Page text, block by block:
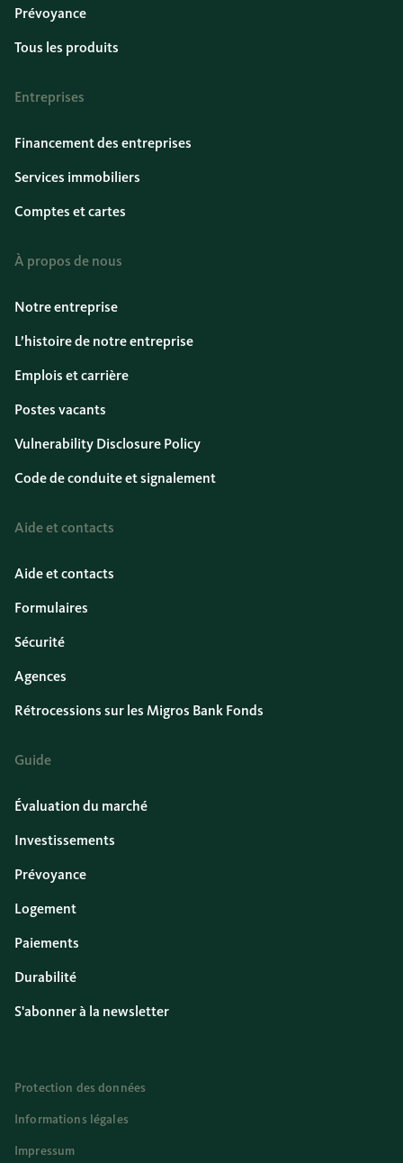
Prévoyance
Tous les produits
Entreprises
Financement des entreprises
Services immobiliers
Comptes et cartes
À propos de nous
Notre entreprise
L’histoire de notre entreprise
Emplois et carrière
Postes vacants
Vulnerability Disclosure Policy
Code de conduite et signalement
Aide et contacts
Aide et contacts
Formulaires
Sécurité
Agences
Rétrocessions sur les Migros Bank Fonds
Guide
Évaluation du marché
Investissements
Prévoyance
Logement
Paiements
Durabilité
S'abonner à la newsletter
Protection des données
Informations légales
Impressum